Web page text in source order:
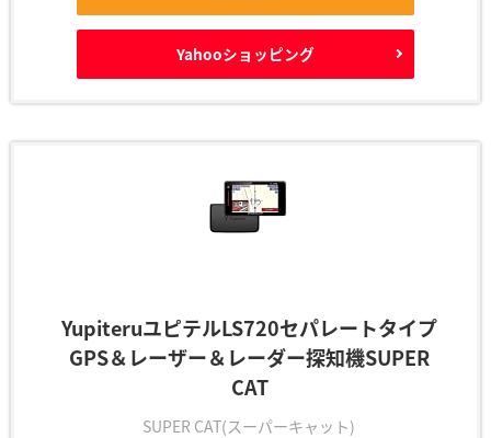
Yahooショッピング
YupiteruユピテルLS720セパレートタイプ
GPS＆レーザー＆レーダー探知機SUPER
CAT
SUPER CAT(スーパーキャット)